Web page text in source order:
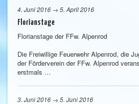
4. Juni 2016 → 5. April 2016
Florianstage
Florianstage der FFw. Alpenrod
Die Freiwillige Feuerwehr Alpenrod, die
der Förderverein der FFw. Alpenrod
erstmals …
3. Juni 2016 → 5. Juni 2016